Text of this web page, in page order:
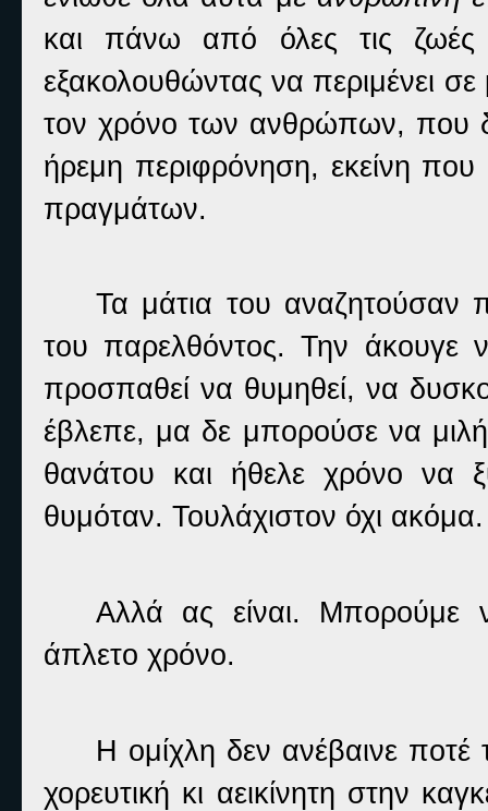
και πάνω από όλες τις ζωές
εξακολουθώντας να περιμένει
τον χρόνο των ανθρώπων, που
ήρεμη περιφρόνηση, εκείνη που
πραγμάτων.
Τα μάτια του αναζητούσαν
του παρελθόντος. Την άκουγε
προσπαθεί να θυμηθεί, να
έβλεπε, μα δε μπορούσε να
θανάτου και ήθελε χρόνο να
θυμόταν. Τουλάχιστον όχι ακόμα.
Αλλά ας είναι.
άπλετο χρόνο.
Η ομίχλη δεν ανέβαινε
χορευτική κι αεικίνητη στην